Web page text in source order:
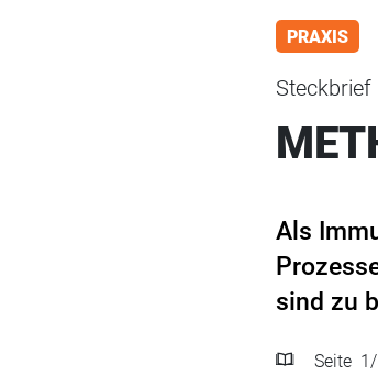
PRAXIS
Steckbrief
Als
sind zu
Seite 1 /